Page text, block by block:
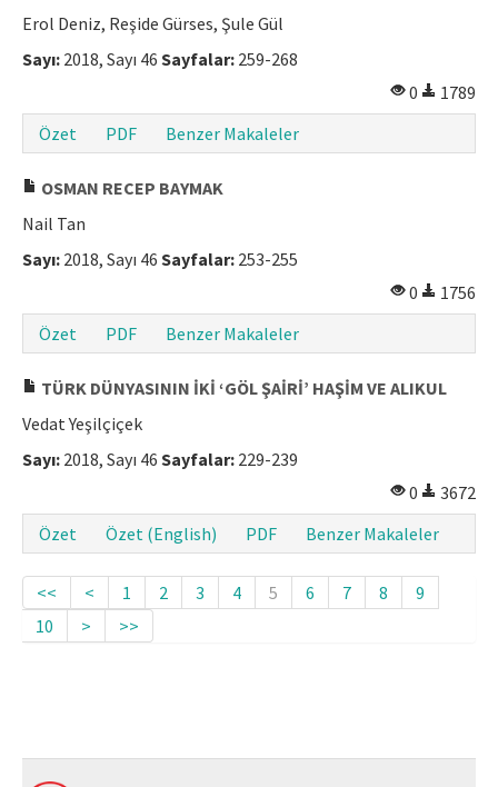
Erol Deniz, Reşide Gürses, Şule Gül
Sayı: 2018, Sayı 46 Sayfalar: 259-268
0
1789
Özet
PDF Benzer Makaleler
OSMAN RECEP BAYMAK
Nail Tan
Sayı: 2018, Sayı 46 Sayfalar: 253-255
0
1756
Özet
PDF Benzer Makaleler
TÜRK DÜNYASININ İKİ ‘GÖL ŞAİRİ’ HAŞİM VE ALIKUL
Vedat Yeşilçiçek
Sayı: 2018, Sayı 46 Sayfalar: 229-239
0
3672
Özet
Özet (English) PDF Benzer Makaleler
<< < 1 2 3 4 5 6 7 8
9
10
> >>